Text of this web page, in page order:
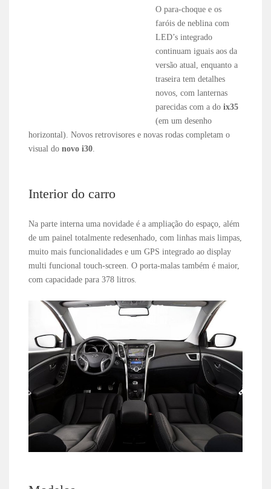
O para-choque e os
faróis de neblina com
LED’s integrado
continuam iguais aos da
versão atual, enquanto a
traseira tem detalhes
novos, com lanternas
parecidas com a doix35
(em um desenho
horizontal). Novos retrovisores e novas rodas completam o
visual donovo i30
Interior do carro
Na parte interna uma novidade é a ampliação do espaço, além
de um painel totalmente redesenhado, com linhas mais limpas,
muito mais funcionalidades e um GPS integrado ao display
multi funcional touch-screen. O porta-malas também é maior,
com capacidade para 378 litros.